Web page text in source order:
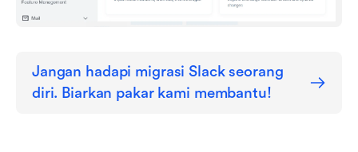
Jangan hadapi migrasi Slack seorang
diri. Biarkan pakar kami membantu!